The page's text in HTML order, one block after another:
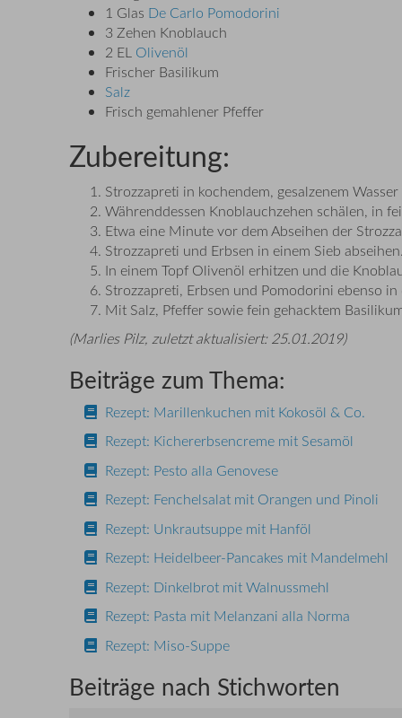
1 Glas De Carlo Pomodorini
3 Zehen Knoblauch
2 EL Olivenöl
Frischer Basilikum
Salz
Frisch gemahlener Pfeffer
Zubereitung:
Strozzapreti in kochendem, gesalzenem
Währenddessen Knoblauchzehen schälen, in
Etwa eine Minute vor dem Abseihen der
Strozzapreti und Erbsen in einem Sieb abseihen.
In einem Topf Olivenöl erhitzen und die
Strozzapreti, Erbsen und Pomodorini ebenso in
Mit Salz, Pfeffer sowie fein gehacktem
(Marlies Pilz, zuletzt aktualisiert:25.01.2019)
Beiträge zum Thema:
Rezept: Marillenkuchen mit Kokosöl & Co.
Rezept: Kichererbsencreme mit Sesamöl
Rezept: Pesto alla Genovese
Rezept: Fenchelsalat mit Orangen und Pinoli
Rezept: Unkrautsuppe mit Hanföl
Rezept: Heidelbeer-Pancakes mit Mandelmehl
Rezept: Dinkelbrot mit Walnussmehl
Rezept: Pasta mit Melanzani alla Norma
Rezept: Miso-Suppe
Beiträge nach Stichworten